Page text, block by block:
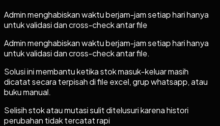
Admin menghabiskan waktu berjam-jam setiap hari hanya
untuk validasi dan cross-check antar file
Admin menghabiskan waktu berjam-jam setiap hari hanya
untuk validasi dan cross-check antar file.
Solusi ini membantu ketika stok masuk-keluar masih
dicatat secara terpisah di file excel, grup whatsapp, atau
buku manual.
Selisih stok atau mutasi sulit ditelusuri karena histori
perubahan tidak tercatat rapi